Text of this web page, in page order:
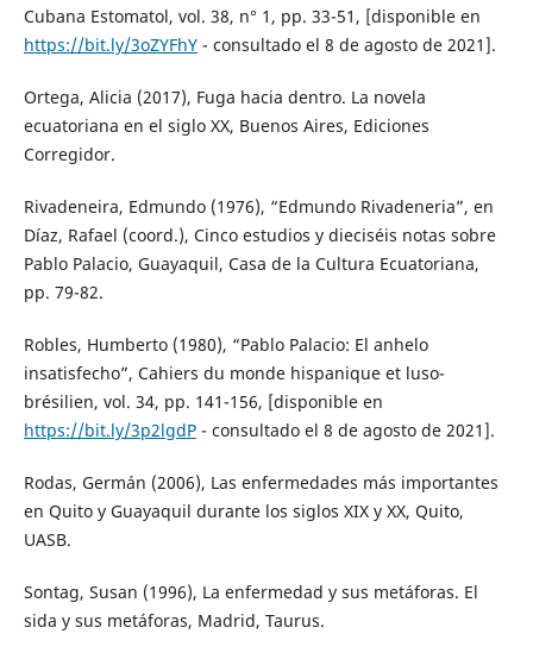
Cubana Estomatol, vol. 38, n° 1, pp. 33-51, [disponible en
https://bit.ly/3oZYFhY- consultado el 8 de agosto de 2021].
Ortega, Alicia (2017), Fuga hacia dentro. La novela
ecuatoriana en el siglo XX, Buenos Aires, Ediciones
Corregidor.
Rivadeneira, Edmundo (1976), “Edmundo Rivadeneria”, en
Díaz, Rafael (coord.), Cinco estudios y dieciséis notas sobre
Pablo Palacio, Guayaquil, Casa de la Cultura Ecuatoriana,
pp. 79-82.
Robles, Humberto (1980), “Pablo Palacio: El anhelo
insatisfecho”, Cahiers du monde hispanique et luso-
brésilien, vol. 34, pp. 141-156, [disponible en
https://bit.ly/3p2lgdP- consultado el 8 de agosto de 2021].
Rodas, Germán (2006), Las enfermedades más importantes
en Quito y Guayaquil durante los siglos XIX y XX, Quito,
UASB.
Sontag, Susan (1996), La enfermedad y sus metáforas. El
sida y sus metáforas, Madrid, Taurus.